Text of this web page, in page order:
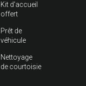
Kit d'accueil
offert
Prêt de
véhicule
Nettoyage
de courtoisie